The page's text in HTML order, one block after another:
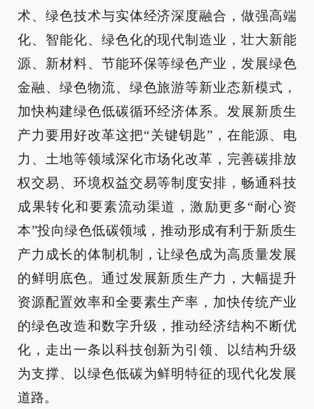
术、绿色技术与实体经济深度融合，做强高端
化、智能化、绿色化的现代制造业，壮大新能
源、新材料、节能环保等绿色产业，发展绿色
金融、绿色物流、绿色旅游等新业态新模式，
加快构建绿色低碳循环经济体系。发展新质生
产力要用好改革这把“关键钥匙”，在能源、电
力、土地等领域深化市场化改革，完善碳排放
权交易、环境权益交易等制度安排，畅通科技
成果转化和要素流动渠道，激励更多“耐心资
本”投向绿色低碳领域，推动形成有利于新质生
产力成长的体制机制，让绿色成为高质量发展
的鲜明底色。通过发展新质生产力，大幅提升
资源配置效率和全要素生产率，加快传统产业
的绿色改造和数字升级，推动经济结构不断优
化，走出一条以科技创新为引领、以结构升级
为支撑、以绿色低碳为鲜明特征的现代化发展
道路。